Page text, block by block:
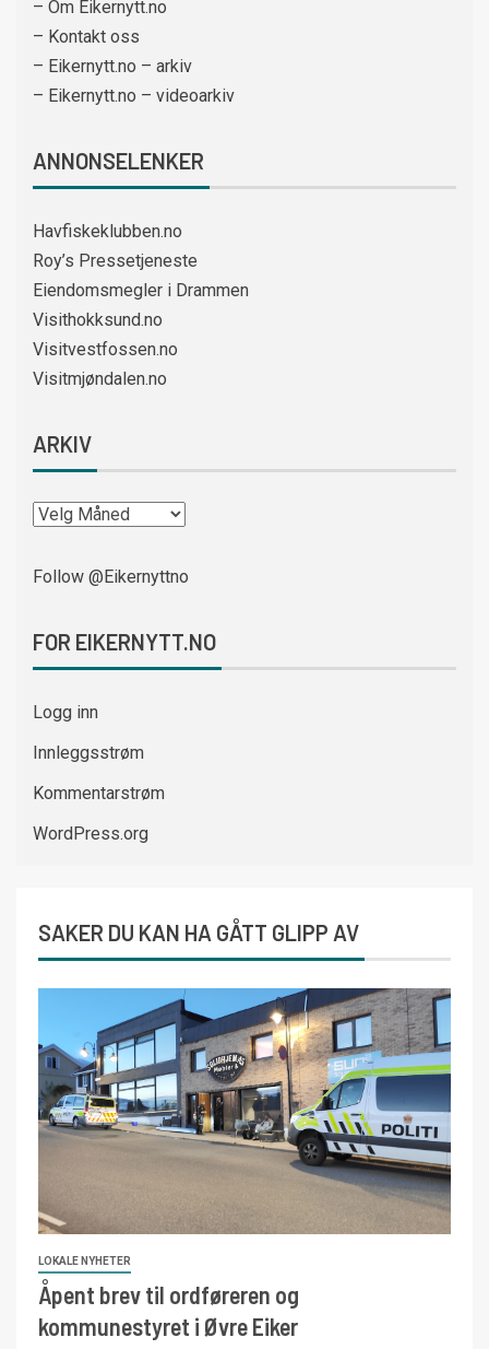
– Om Eikernytt.no
– Kontakt oss
– Eikernytt.no – arkiv
– Eikernytt.no – videoarkiv
ANNONSELENKER
Havfiskeklubben.no
Roy’s Pressetjeneste
Eiendomsmegler i Drammen
Visithokksund.no
Visitvestfossen.no
Visitmjøndalen.no
ARKIV
Follow @Eikernyttno
FOR EIKERNYTT.NO
Logg inn
Innleggsstrøm
Kommentarstrøm
WordPress.org
SAKER DU KAN HA GÅTT GLIPP AV
LOKALE NYHETER
Åpent brev til ordføreren og
kommunestyret i Øvre Eiker